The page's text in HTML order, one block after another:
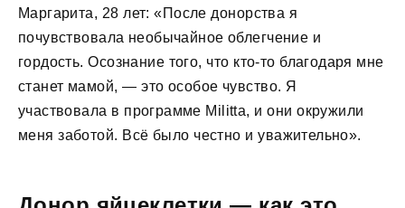
Маргарита, 28 лет: «После донорства я
почувствовала необычайное облегчение и
гордость. Осознание того, что кто-то благодаря мне
станет мамой, — это особое чувство. Я
участвовала в программе Militta, и они окружили
меня заботой. Всё было честно и уважительно».